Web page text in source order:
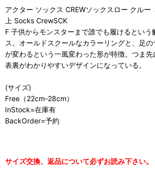
アクター ソックス CREWソックスロー クルー
上 Socks CrewSCK
F 子供からモンスターまで誰でも履けるという
ス。オールドスクールなカラーリングと、足
が変わるという一風変わった形が特徴。つま先
表裏がわかりやすいデザインになっている。
(サイズ)
Free（22cm-28cm）
InStock=在庫有
BackOrder=予約
サイズ交換、返品について必ずお読み下さい。